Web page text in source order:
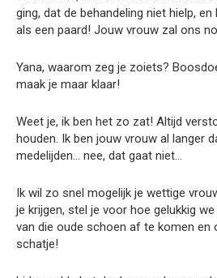
ging, dat de behandeling niet hielp, en
als een paard! Jouw vrouw zal ons
Yana, waarom zeg je zoiets?
maak je maar klaar!
Weet je, ik ben het zo zat! Altijd
houden. Ik ben jouw vrouw al langer
medelijden… nee, dat gaat niet…
Ik wil zo snel mogelijk je wettige
je krijgen, stel je voor hoe gelukkig
van die oude schoen af te komen en
schatje!